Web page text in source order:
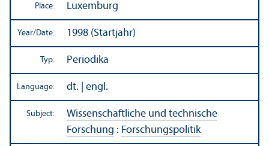
Place: Luxemburg
Year/Date: 1998 (Startjahr)
Typ: Periodika
Language: dt. | engl.
Subject:
Wissenschaftliche und technische
Forschung : Forschungspolitik